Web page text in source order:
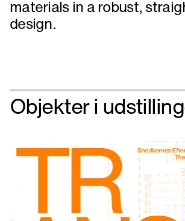
materials in a robust,
design.
Objekter i